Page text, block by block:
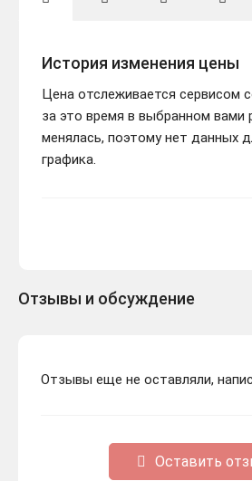
История изменения цены
Цена отслеживается сервисом
за это время в выбранном вами
менялась, поэтому нет данных
графика.
Отзывы и обсуждение
Отзывы еще не оставляли,
Оставить